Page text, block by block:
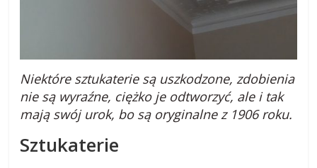
Niektóre sztukaterie są uszkodzone, zdobienia
nie są wyraźne, ciężko je odtworzyć, ale i tak
mają swój urok, bo są oryginalne z 1906 roku.
Sztukaterie